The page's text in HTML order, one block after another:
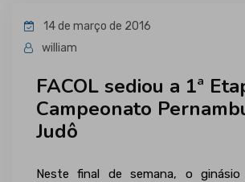
CURSOS
ESPAÇO DO ALUNO
14 de março de 2016
william
FACOL sediou a 1ª
Campeonato
Judô
Neste final de semana, o